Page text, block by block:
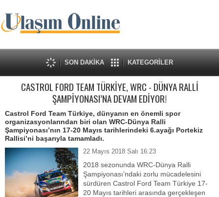
SON DAKİKA KATEGORİLER
CASTROL FORD TEAM TÜRKİYE, WRC - DÜNYA RALLİ
ŞAMPİYONASI’NA DEVAM EDİYOR!
Castrol Ford Team Türkiye, dünyanın en önemli spor
organizasyonlarından biri olan WRC-Dünya Ralli
Şampiyonası’nın 17-20 Mayıs tarihlerindeki 6.ayağı Portekiz
Rallisi’ni başarıyla tamamladı.
22 Mayıs 2018 Salı 16:23
2018 sezonunda WRC-Dünya Ralli
Şampiyonası’ndaki zorlu mücadelesini
sürdüren Castrol Ford Team Türkiye 17-
20 Mayıs tarihleri arasında gerçekleşen